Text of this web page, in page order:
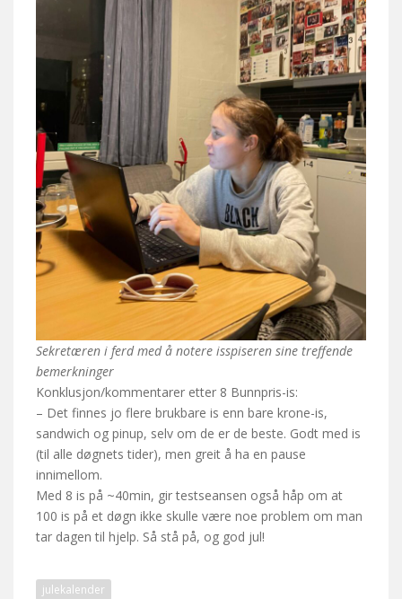
Sekretæren i ferd med å notere isspiseren sine treffende
bemerkninger
Konklusjon/kommentarer etter 8 Bunnpris-is:
– Det finnes jo flere brukbare is enn bare krone-is,
sandwich og pinup, selv om de er de beste. Godt med is
(til alle døgnets tider), men greit å ha en pause
innimellom.
Med 8 is på ~40min, gir testseansen også håp om at
100 is på et døgn ikke skulle være noe problem om man
tar dagen til hjelp. Så stå på, og god jul!
julekalender